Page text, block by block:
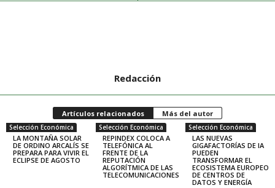
Redacción
Artículos relacionados Más del autor
Selección Económica
LA MONTAÑA SOLAR
DE ORDINO ARCALÍS SE
PREPARA PARA VIVIR EL
ECLIPSE DE AGOSTO
Selección Económica
REPINDEX COLOCA A
TELEFÓNICA AL
FRENTE DE LA
REPUTACIÓN
ALGORÍTMICA DE LAS
TELECOMUNICACIONES
Selección Económica
LAS NUEVAS
GIGAFACTORÍAS DE IA
PUEDEN
TRANSFORMAR EL
ECOSISTEMA EUROPEO
DE CENTROS DE
DATOS Y ENERGÍA